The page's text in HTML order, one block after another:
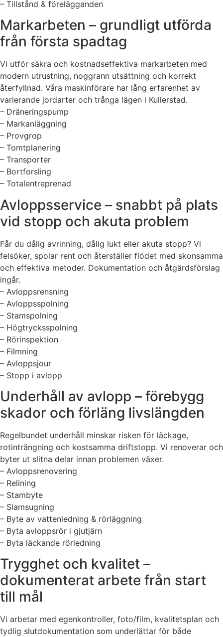
– Tillstånd & förelägganden
Markarbeten – grundligt utförda
från första spadtag
Vi utför säkra och kostnadseffektiva markarbeten med
modern utrustning, noggrann utsättning och korrekt
återfyllnad. Våra maskinförare har lång erfarenhet av
varierande jordarter och trånga lägen i Kullerstad.
– Dräneringspump
– Markanläggning
– Provgrop
– Tomtplanering
– Transporter
– Bortforsling
– Totalentreprenad
Avloppsservice – snabbt på plats
vid stopp och akuta problem
Får du dålig avrinning, dålig lukt eller akuta stopp? Vi
felsöker, spolar rent och återställer flödet med skonsamma
och effektiva metoder. Dokumentation och åtgärdsförslag
ingår.
– Avloppsrensning
– Avloppsspolning
– Stamspolning
– Högtrycksspolning
– Rörinspektion
– Filmning
– Avloppsjour
– Stopp i avlopp
Underhåll av avlopp – förebygg
skador och förläng livslängden
Regelbundet underhåll minskar risken för läckage,
rotinträngning och kostsamma driftstopp. Vi renoverar och
byter ut slitna delar innan problemen växer.
– Avloppsrenovering
– Relining
– Stambyte
– Slamsugning
– Byte av vattenledning & rörläggning
– Byta avloppsrör i gjutjärn
– Byta läckande rörledning
Trygghet och kvalitet –
dokumenterat arbete från start
till mål
Vi arbetar med egenkontroller, foto/film, kvalitetsplan och
tydlig slutdokumentation som underlättar för både